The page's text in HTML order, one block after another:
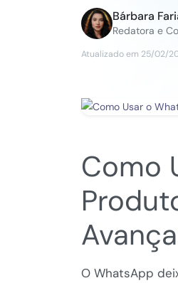
Bárbara
Redatora e
Atualizado em 25/02/
Como
O WhatsApp